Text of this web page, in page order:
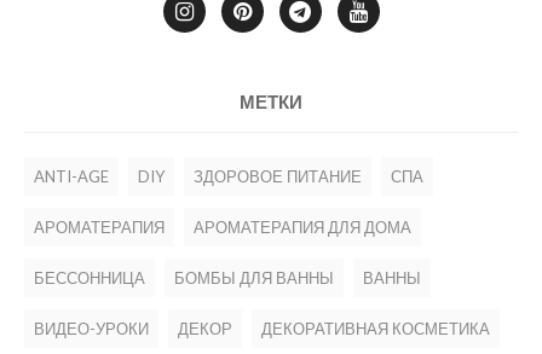
МЕТКИ
ANTI-AGE DIY ЗДОРОВОЕ ПИТАНИЕ СПА
АРОМАТЕРАПИЯ АРОМАТЕРАПИЯ ДЛЯ ДОМА
БЕССОННИЦА БОМБЫ ДЛЯ ВАННЫ ВАННЫ
ВИДЕО-УРОКИ ДЕКОР ДЕКОРАТИВНАЯ КОСМЕТИКА